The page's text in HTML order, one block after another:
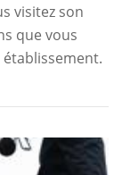
visitez son
que vous